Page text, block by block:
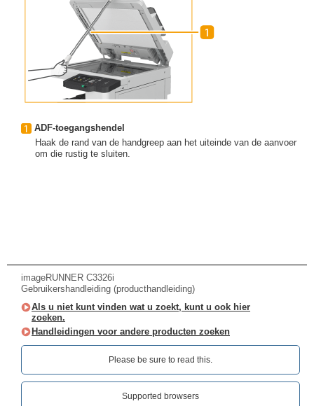
ADF-toegangshendel
Haak de rand van de handgreep aan het uiteinde van de aanvoer
om die rustig te sluiten.
imageRUNNER C3326i
Gebruikershandleiding (producthandleiding)
Als u niet kunt vinden wat u zoekt, kunt u ook hier
zoeken.
Handleidingen voor andere producten zoeken
Please be sure to read this.‎
Supported browsers